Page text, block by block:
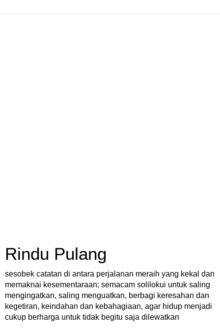
Rindu Pulang
sesobek catatan di antara perjalanan meraih yang kekal dan
memaknai kesementaraan; semacam solilokui untuk saling
mengingatkan, saling menguatkan, berbagi keresahan dan
kegetiran, keindahan dan kebahagiaan, agar hidup menjadi
cukup berharga untuk tidak begitu saja dilewatkan